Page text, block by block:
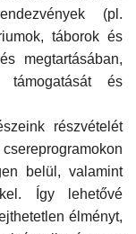
(pl.
táborok és
megtartásában,
támogatását és
részvételét
belül, valamint
Így lehetővé
élményt,